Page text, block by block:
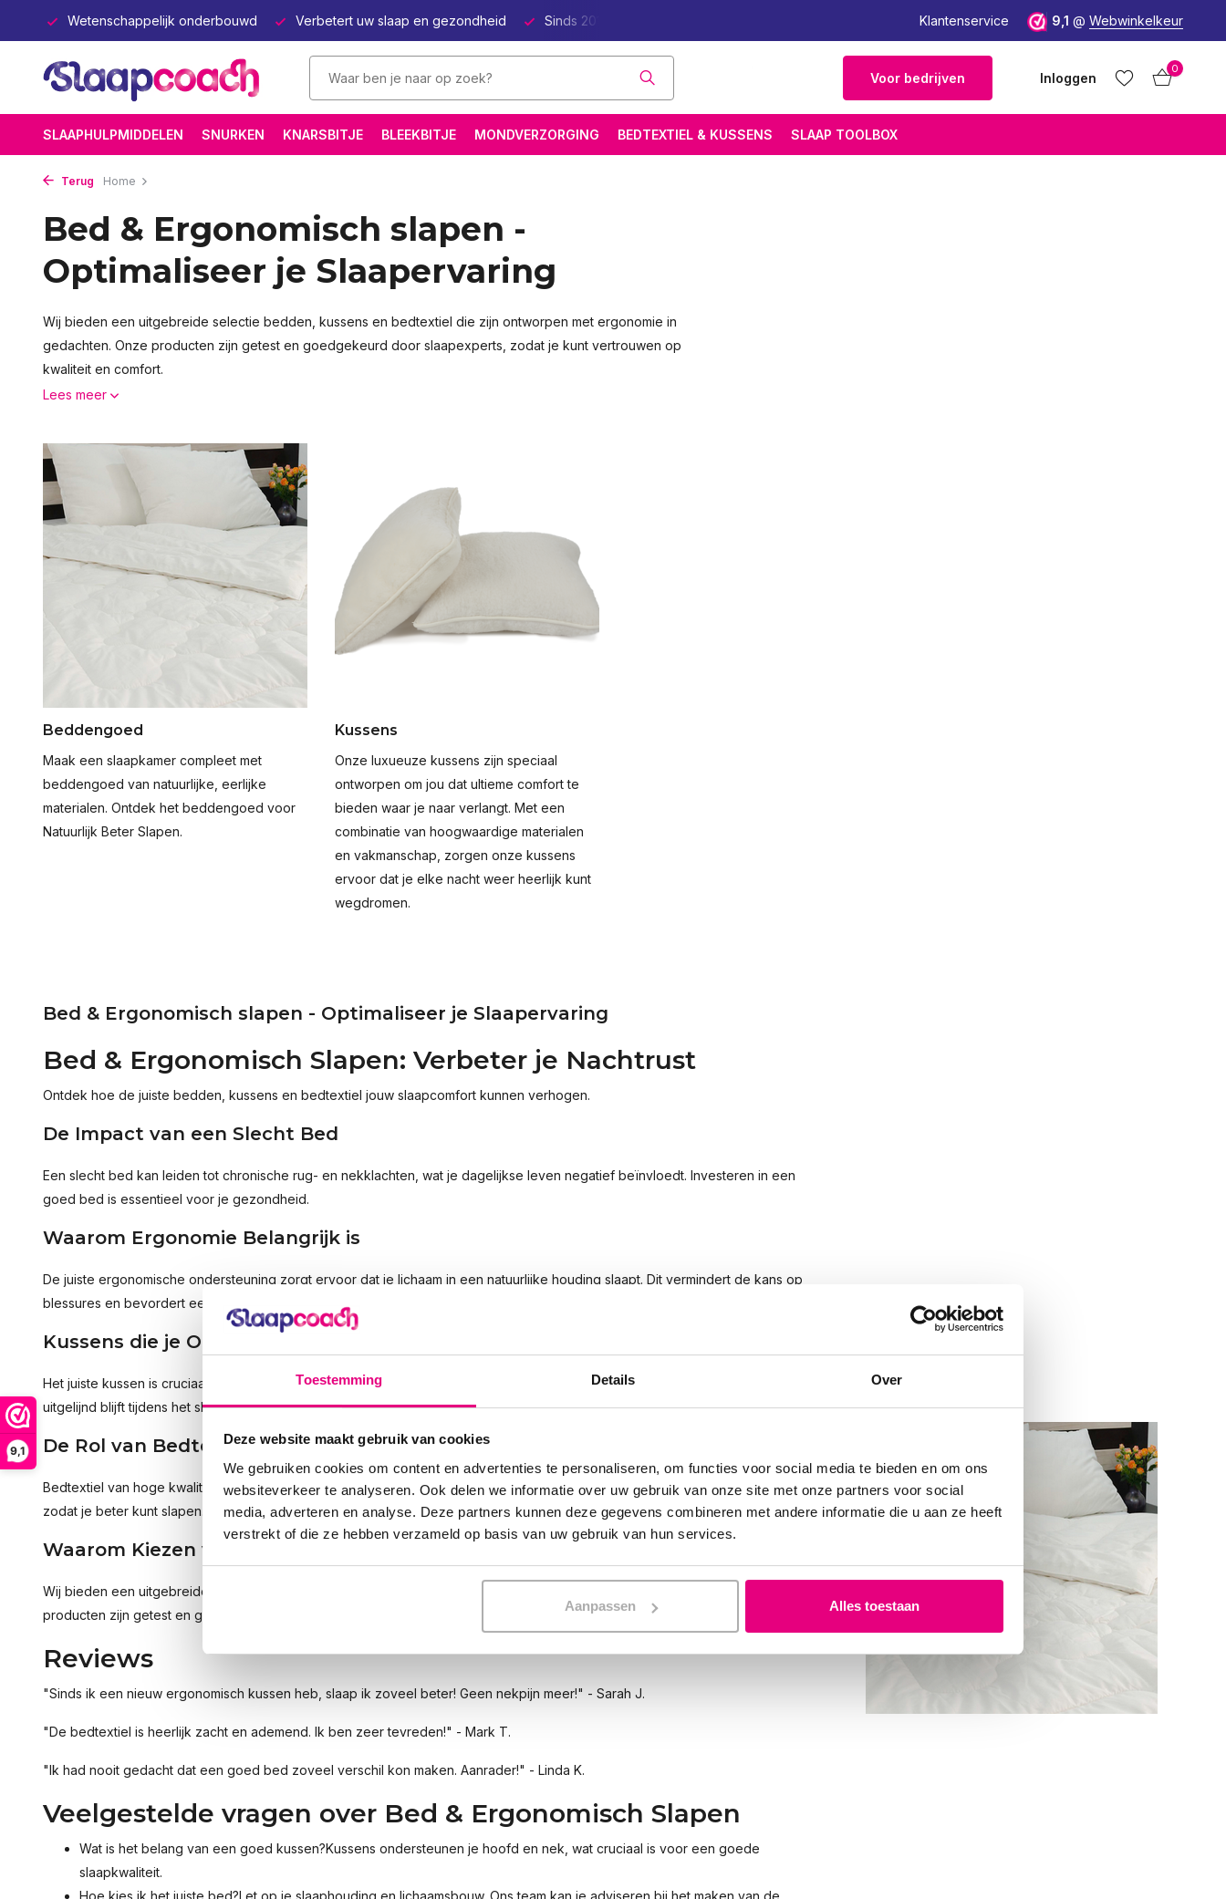
Toestemming Details Over
Deze website maakt gebruik van cookies
We gebruiken cookies om content en advertenties te personaliseren, om functies voor social media te bieden en om ons
websiteverkeer te analyseren. Ook delen we informatie over uw gebruik van onze site met onze partners voor social
media, adverteren en analyse. Deze partners kunnen deze gegevens combineren met andere informatie die u aan ze heeft
verstrekt of die ze hebben verzameld op basis van uw gebruik van hun services.
Aanpassen Alles toestaan
9,1
Wetenschappelijk onderbouwd Verbetert uw slaap en gezondheid Sinds 2011 online Natuurlijk Beter Slapen Wetenschappelijk onderbouwd
Klantenservice 9,1 @ Webwinkelkeur
Voor bedrijven Inloggen
0
SLAAPHULPMIDDELEN SNURKEN KNARSBITJE BLEEKBITJE MONDVERZORGING BEDTEXTIEL & KUSSENS SLAAP TOOLBOX
Terug Home
Bed & Ergonomisch slapen -
Optimaliseer je Slaapervaring
Wij bieden een uitgebreide selectie bedden, kussens en bedtextiel die zijn ontworpen met ergonomie in
gedachten. Onze producten zijn getest en goedgekeurd door slaapexperts, zodat je kunt vertrouwen op
kwaliteit en comfort.
Lees meer
Beddengoed
Maak een slaapkamer compleet met
beddengoed van natuurlijke, eerlijke
materialen. Ontdek het beddengoed voor
Natuurlijk Beter Slapen.
Kussens
Onze luxueuze kussens zijn speciaal
ontworpen om jou dat ultieme comfort te
bieden waar je naar verlangt. Met een
combinatie van hoogwaardige materialen
en vakmanschap, zorgen onze kussens
ervoor dat je elke nacht weer heerlijk kunt
wegdromen.
Bed & Ergonomisch slapen - Optimaliseer je Slaapervaring
Bed & Ergonomisch Slapen: Verbeter je Nachtrust
Ontdek hoe de juiste bedden, kussens en bedtextiel jouw slaapcomfort kunnen verhogen.
De Impact van een Slecht Bed
Een slecht bed kan leiden tot chronische rug- en nekklachten, wat je dagelijkse leven negatief beïnvloedt. Investeren in een
goed bed is essentieel voor je gezondheid.
Waarom Ergonomie Belangrijk is
De juiste ergonomische ondersteuning zorgt ervoor dat je lichaam in een natuurlijke houding slaapt. Dit vermindert de kans op
blessures en bevordert een betere nachtrust.
Kussens die je Ondersteunen
Het juiste kussen is cruciaal voor een goede nachtrust. Het ondersteunt je nek en hoofd, waardoor je wervelkolom goed
uitgelijnd blijft tijdens het slapen.
De Rol van Bedtextiel
Bedtextiel van hoge kwaliteit zorgt voor een aangename slaapomgeving. Ademend materiaal houdt je koel en comfortabel,
zodat je beter kunt slapen.
Waarom Kiezen voor Onze Slaaphulpmiddelen?
Wij bieden een uitgebreide selectie bedden, kussens en bedtextiel die zijn ontworpen met ergonomie in gedachten. Onze
producten zijn getest en goedgekeurd door slaapexperts, zodat je kunt vertrouwen op kwaliteit en comfort.
Reviews
"Sinds ik een nieuw ergonomisch kussen heb, slaap ik zoveel beter! Geen nekpijn meer!" - Sarah J.
"De bedtextiel is heerlijk zacht en ademend. Ik ben zeer tevreden!" - Mark T.
"Ik had nooit gedacht dat een goed bed zoveel verschil kon maken. Aanrader!" - Linda K.
Veelgestelde vragen over Bed & Ergonomisch Slapen
Wat is het belang van een goed kussen?Kussens ondersteunen je hoofd en nek, wat cruciaal is voor een goede
slaapkwaliteit.
Hoe kies ik het juiste bed?Let op je slaaphouding en lichaamsbouw. Ons team kan je adviseren bij het maken van de